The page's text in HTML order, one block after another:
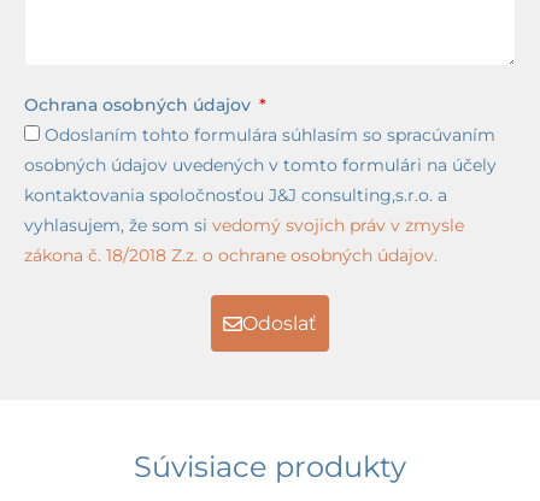
Ochrana osobných údajov
Odoslaním tohto formulára súhlasím so spracúvaním
osobných údajov uvedených v tomto formulári na účely
kontaktovania spoločnosťou J&J consulting,s.r.o. a
vyhlasujem, že som si vedomý svojich práv v zmysle
zákona č. 18/2018 Z.z. o ochrane osobných údajov.
Odoslať
Súvisiace produkty